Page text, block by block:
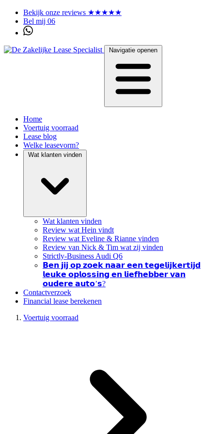
Bekijk onze reviews ★★★★★
Bel mij 06
Navigatie openen
Home
Voertuig voorraad
Lease blog
Welke leasevorm?
Wat klanten vinden
Wat klanten vinden
Review wat Hein vindt
Review wat Eveline & Rianne vinden
Review van Nick & Tim wat zij vinden
Strictly-Business Audi Q6
𝗕𝗲𝗻 𝗷𝗶𝗷 𝗼𝗽 𝘇𝗼𝗲𝗸 𝗻𝗮𝗮𝗿 𝗲𝗲𝗻 𝘁𝗲𝗴𝗲𝗹𝗶𝗷𝗸𝗲𝗿𝘁𝗶𝗷𝗱
𝗹𝗲𝘂𝗸𝗲 𝗼𝗽𝗹𝗼𝘀𝘀𝗶𝗻𝗴 𝗲𝗻 𝗹𝗶𝗲𝗳𝗵𝗲𝗯𝗯𝗲𝗿 𝘃𝗮𝗻
𝗼𝘂𝗱𝗲𝗿𝗲 𝗮𝘂𝘁𝗼’𝘀?
Contactverzoek
Financial lease berekenen
Voertuig voorraad